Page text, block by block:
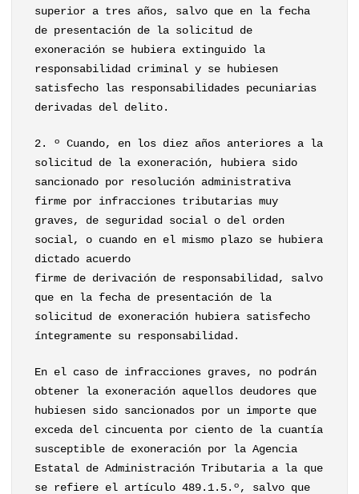
superior a tres años, salvo que en la fecha
de presentación de la solicitud de
exoneración se hubiera extinguido la
responsabilidad criminal y se hubiesen
satisfecho las responsabilidades pecuniarias
derivadas del delito.
2. º Cuando, en los diez años anteriores a la
solicitud de la exoneración, hubiera sido
sancionado por resolución administrativa
firme por infracciones tributarias muy
graves, de seguridad social o del orden
social, o cuando en el mismo plazo se hubiera
dictado acuerdo
firme de derivación de responsabilidad, salvo
que en la fecha de presentación de la
solicitud de exoneración hubiera satisfecho
íntegramente su responsabilidad.
En el caso de infracciones graves, no podrán
obtener la exoneración aquellos deudores que
hubiesen sido sancionados por un importe que
exceda del cincuenta por ciento de la cuantía
susceptible de exoneración por la Agencia
Estatal de Administración Tributaria a la que
se refiere el artículo 489.1.5.º, salvo que